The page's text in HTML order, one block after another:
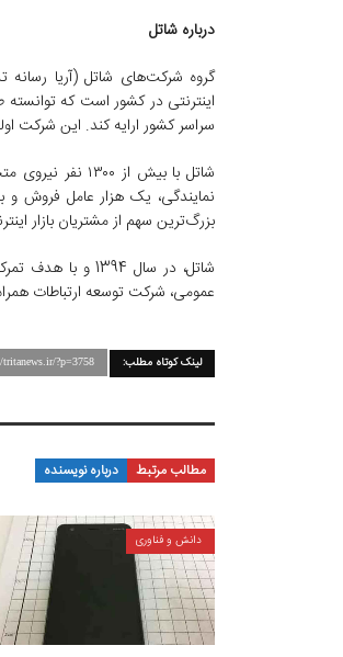
درباره شاتل
گروه شرکت‌های شاتل (آریا رسانه
اینترنتی در کشور است که
سراسر کشور ارایه کند. این شرکت
بزرگ‌ترین سهم از مشتریان بازار
شاتل، در سال 1394 و با هدف تمرکز روی نسل‌های جدید خدمات ارتباطی بیسیم مبتنی بر شبکه‌های تلفن همراه،
عمومی، شرکت توسعه ارتباطات
لینک کوتاه مطلب: tritanews.ir/?p=3758
مطالب مرتبط درباره نویسنده
دانش و فناوری